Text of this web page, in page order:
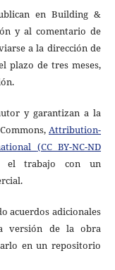
en Building &
y al comentario de
a la dirección de
plazo de tres meses,
y garantizan a la
Attribution-
(CC BY-NC-ND
el trabajo con un
acuerdos adicionales
versión de la obra
en un repositorio